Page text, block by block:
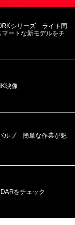
シリーズ ライト同
ートな新モデルをチ
映像
ルブ 簡単な作業が魅
をチェック